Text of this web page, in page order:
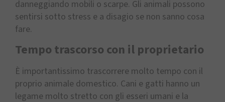
danneggiando mobili o scarpe. Gli animali possono
sentirsi sotto stress e a disagio se non sanno cosa
fare.
Tempo trascorso con il proprietario
È importantissimo trascorrere molto tempo con il
proprio animale domestico. Cani e gatti hanno un
legame molto stretto con gli esseri umani e la